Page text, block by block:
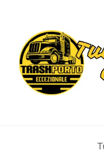
content